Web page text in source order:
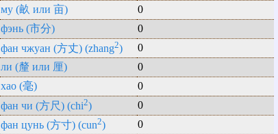
му (畝 или 亩)
0
фэнь (市分)
0
фан чжуан (方丈) (zhang2)
0
ли (釐 или 厘)
0
хао (毫)
0
фан чи (方尺) (chi2)
0
фан цунь (方寸) (cun2) 0